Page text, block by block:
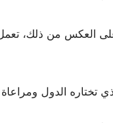
من ذلك، تعمل
تختاره الدول